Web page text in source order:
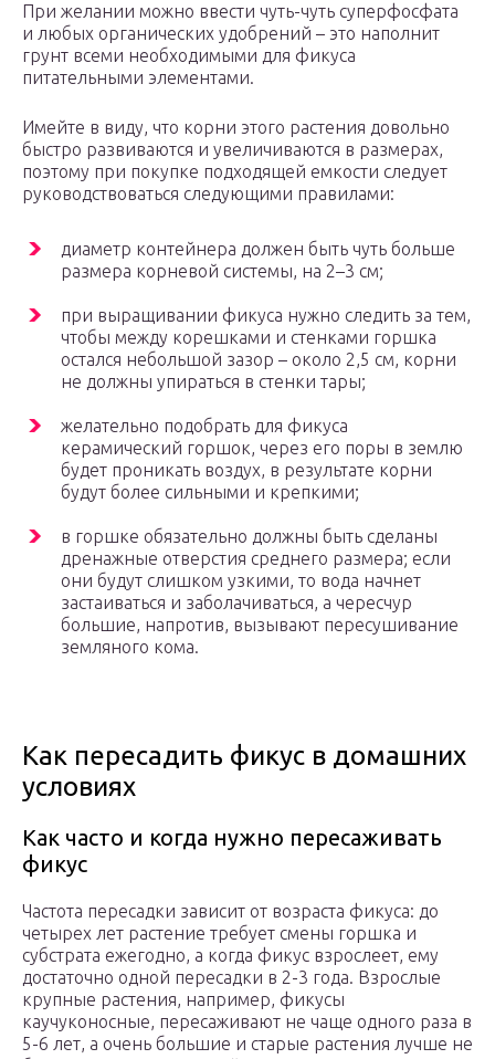
При желании можно ввести чуть-чуть суперфосфата
и любых органических удобрений – это наполнит
грунт всеми необходимыми для фикуса
питательными элементами.
Имейте в виду, что корни этого растения довольно
быстро развиваются и увеличиваются в размерах,
поэтому при покупке подходящей емкости следует
руководствоваться следующими правилами:
диаметр контейнера должен быть чуть больше
размера корневой системы, на 2–3 см;
при выращивании фикуса нужно следить за тем,
чтобы между корешками и стенками горшка
остался небольшой зазор – около 2,5 см, корни
не должны упираться в стенки тары;
желательно подобрать для фикуса
керамический горшок, через его поры в землю
будет проникать воздух, в результате корни
будут более сильными и крепкими;
в горшке обязательно должны быть сделаны
дренажные отверстия среднего размера; если
они будут слишком узкими, то вода начнет
застаиваться и заболачиваться, а чересчур
большие, напротив, вызывают пересушивание
земляного кома.
Как пересадить фикус в домашних
условиях
Как часто и когда нужно пересаживать
фикус
Частота пересадки зависит от возраста фикуса: до
четырех лет растение требует смены горшка и
субстрата ежегодно, а когда фикус взрослеет, ему
достаточно одной пересадки в 2-3 года. Взрослые
крупные растения, например, фикусы
каучуконосные, пересаживают не чаще одного раза в
5-6 лет, а очень большие и старые растения лучше не